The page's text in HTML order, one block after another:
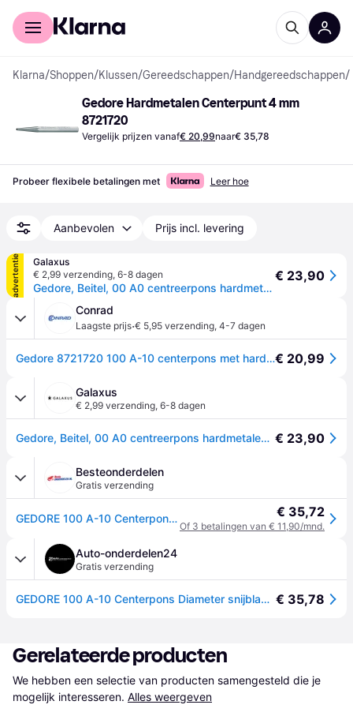
Voor shoppers
Klarna/Shoppen/Klussen/Gereedschappen/Handgereedschappen/
Gedore Hardmetalen Centerpunt 4 mm
8721720
Vergelijk prijzen vanaf€ 20,99naar€ 35,78
Probeer flexibele betalingen met Leer hoe
Aanbevolen Prijs incl. levering
advertentie
Galaxus
€ 2,99 verzending, 6-8 dagen
Gedore, Beitel, 00 A0 centreerpons hardmetalen punt x0x4
€ 23,90
Conrad
Laagste prijs·€ 5,95 verzending, 4-7 dagen
Gedore 8721720 100 A-10 centerpons met hardmetalen punt 120 x 10 x 4 mm (Ø x h) 10 mm x 120 mm€ 20,99
Galaxus
€ 2,99 verzending, 6-8 dagen
Gedore, Beitel, 00 A0 centreerpons hardmetalen punt x0x4 € 23,90
Besteonderdelen
Gratis verzending
GEDORE 100 A-10 Centerpons Diameter snijbladpunt: 4mm € 35,72
Of 3 betalingen van € 11,90/mnd.
Auto-onderdelen24
Gratis verzending
GEDORE 100 A-10 Centerpons Diameter snijbladpunt: 4mm € 35,78
Gerelateerde producten
We hebben een selectie van producten samengesteld die je
mogelijk interesseren. Alles weergeven